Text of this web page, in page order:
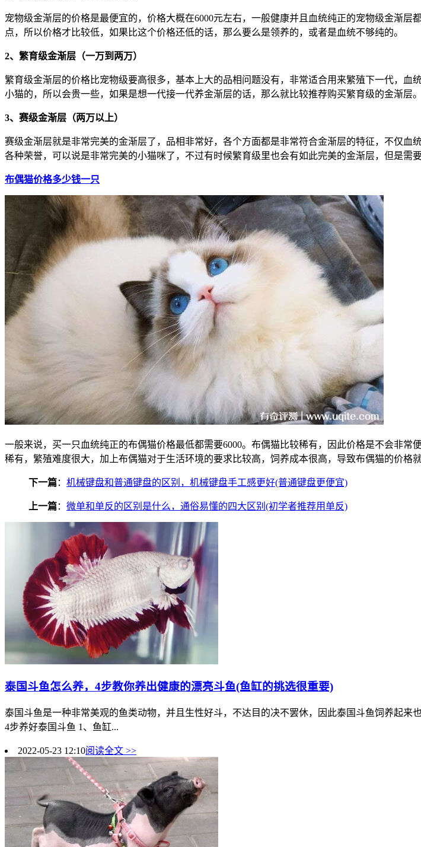
宠物级金渐层的价格是最便宜的，价格大概在6000元左右，一般健康并且血统纯正的宠物级金渐
点，所以价格才比较低，如果比这个价格还低的话，那么要么是领养的，或者是血统不够纯的。
2、繁育级金渐层（一万到两万）
繁育级金渐层的价格比宠物级要高很多，基本上大的品相问题没有，非常适合用来繁殖下一代，
小猫的，所以会贵一些，如果是想一代接一代养金渐层的话，那么就比较推荐购买繁育级的金渐层。
3、赛级金渐层（两万以上）
赛级金渐层就是非常完美的金渐层了，品相非常好，各个方面都是非常符合金渐层的特征，不仅
各种荣誉，可以说是非常完美的小猫咪了，不过有时候繁育级里也会有如此完美的金渐层，但是需要
布偶猫价格多少钱一只
一般来说，买一只血统纯正的布偶猫价格最低都需要6000。布偶猫比较稀有，因此价格是不会非
稀有，繁殖难度很大，加上布偶猫对于生活环境的要求比较高，饲养成本很高，导致布偶猫的价
下一篇： 机械键盘和普通键盘的区别，机械键盘手工感更好(普通键盘更便宜)
上一篇： 微单和单反的区别是什么，通俗易懂的四大区别(初学者推荐用单反)
泰国斗鱼怎么养，4步教你养出健康的漂亮斗鱼(鱼缸的挑选很重要)
泰国斗鱼是一种非常美观的鱼类动物，并且生性好斗，不达目的决不罢休，因此泰国斗鱼饲养起来
4步养好泰国斗鱼 1、鱼缸...
2022-05-23 12:10阅读全文 >>